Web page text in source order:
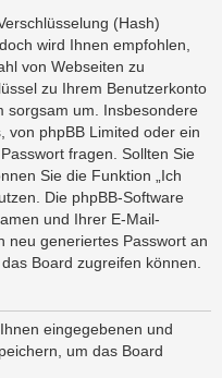
(Hash)
wird Ihnen empfohlen,
von Webseiten zu
zu Ihrem Benutzerkonto
sorgsam um. Insbesondere
von phpBB Limited oder ein
fragen. Sollten Sie
Sie die Funktion „Ich
Die phpBB-Software
und Ihrer E-Mail-
neu generiertes Passwort an
Board zugreifen können.
eingegebenen und
um das Board